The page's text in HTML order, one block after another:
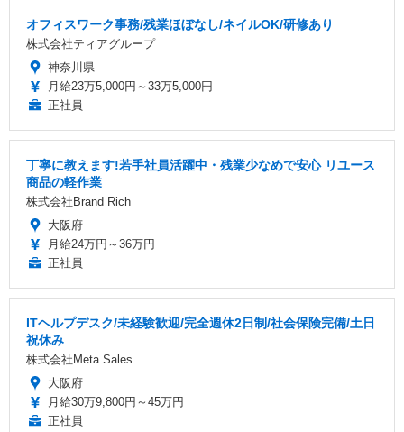
オフィスワーク事務/残業ほぼなし/ネイルOK/研修あり
株式会社ティアグループ
神奈川県
月給23万5,000円～33万5,000円
正社員
丁寧に教えます!若手社員活躍中・残業少なめで安心 リユース
商品の軽作業
株式会社Brand Rich
大阪府
月給24万円～36万円
正社員
ITヘルプデスク/未経験歓迎/完全週休2日制/社会保険完備/土日
祝休み
株式会社Meta Sales
大阪府
月給30万9,800円～45万円
正社員